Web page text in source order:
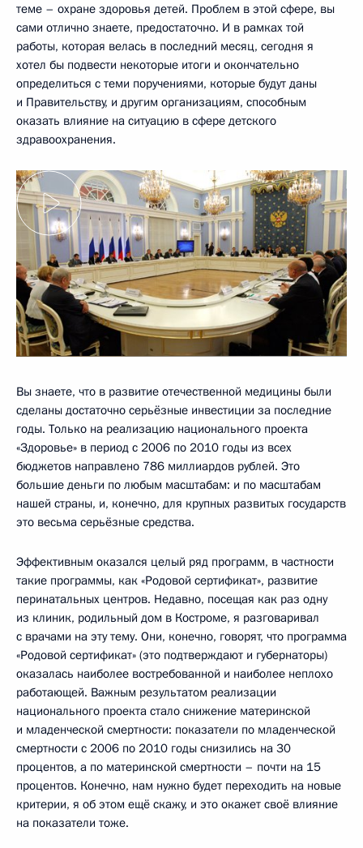
теме – охране здоровья детей. Проблем в этой сфере, вы
сами отлично знаете, предостаточно. И в рамках той
работы, которая велась в последний месяц, сегодня я
хотел бы подвести некоторые итоги и окончательно
определиться с теми поручениями, которые будут даны
и Правительству, и другим организациям, способным
оказать влияние на ситуацию в сфере детского
здравоохранения.
Вы знаете, что в развитие отечественной медицины были
сделаны достаточно серьёзные инвестиции за последние
годы. Только на реализацию национального проекта
«Здоровье» в период с 2006 по 2010 годы из всех
бюджетов направлено 786 миллиардов рублей. Это
большие деньги по любым масштабам: и по масштабам
нашей страны, и, конечно, для крупных развитых государств
это весьма серьёзные средства.
Эффективным оказался целый ряд программ, в частности
такие программы, как «Родовой сертификат», развитие
перинатальных центров. Недавно, посещая как раз одну
из клиник, родильный дом в Костроме, я разговаривал
с врачами на эту тему. Они, конечно, говорят, что программа
«Родовой сертификат» (это подтверждают и губернаторы)
оказалась наиболее востребованной и наиболее неплохо
работающей. Важным результатом реализации
национального проекта стало снижение материнской
и младенческой смертности: показатели по младенческой
смертности с 2006 по 2010 годы снизились на 30
процентов, а по материнской смертности – почти на 15
процентов. Конечно, нам нужно будет переходить на новые
критерии, я об этом ещё скажу, и это окажет своё влияние
на показатели тоже.